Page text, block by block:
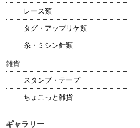
レース類
タグ・アップリケ類
糸・ミシン針類
雑貨
スタンプ・テープ
ちょこっと雑貨
ギャラリー